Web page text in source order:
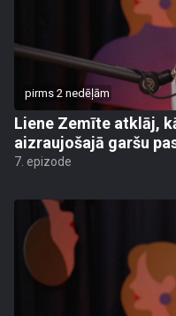
pirms 2 nedēļām
Liene Zemīte atklāj,
aizraujošajā garšu
7. epizode